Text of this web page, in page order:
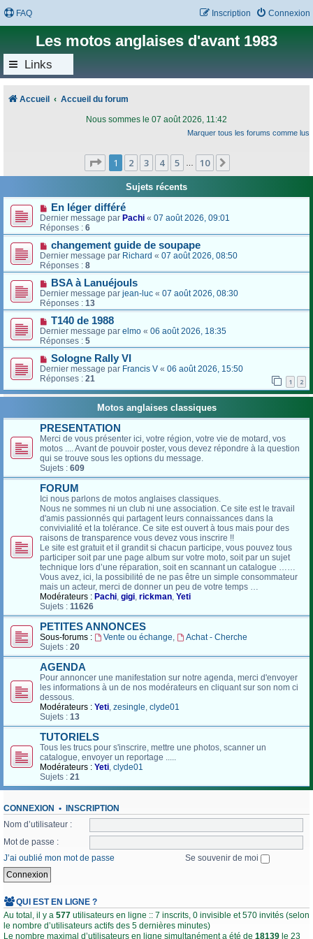
FAQ Connexion
Inscription
Les motos anglaises d'avant 1983
Links
Accueil Accueil du forum
Nous sommes le 07 août 2026, 11:42
Marquer tous les forums comme lus
Page 1sur
1 2 3 4 5 10
Sujets récents
En léger différé
Dernier message par Pachi « 07 août 2026, 09:01
Réponses : 6
changement guide de soupape
Dernier message par Richard « 07 août 2026, 08:50
Réponses : 8
BSA à Lanuéjouls
Dernier message par jean-luc « 07 août 2026, 08:30
Réponses : 13
T140 de 1988
Dernier message par elmo « 06 août 2026, 18:35
Réponses : 5
Sologne Rally VI
Dernier message par Francis V « 06 août 2026, 15:50
Réponses : 21 1 2
Motos anglaises classiques
PRESENTATION
Merci de vous présenter ici, votre région, votre vie de motard, vos
motos .... Avant de pouvoir poster, vous devez répondre à la question
qui se trouve sous les options du message.
Sujets : 609
FORUM
Ici nous parlons de motos anglaises classiques.
Nous ne sommes ni un club ni une association. Ce site est le travail
d'amis passionnés qui partagent leurs connaissances dans la
convivialité et la tolérance. Ce site est ouvert à tous mais pour des
raisons de transparence vous devez vous inscrire !!
Le site est gratuit et il grandit si chacun participe, vous pouvez tous
participer soit par une page album sur votre moto, soit par un sujet
technique lors d’une réparation, soit en scannant un catalogue ……
Vous avez, ici, la possibilité de ne pas être un simple consommateur
mais un acteur, merci de donner un peu de votre temps …
Modérateurs : Pachi, gigi, rickman, Yeti
Sujets : 11626
PETITES ANNONCES
Sous-forums : Vente ou échange,
Achat - Cherche
Sujets : 20
AGENDA
Pour annoncer une manifestation sur notre agenda, merci d'envoyer
les informations à un de nos modérateurs en cliquant sur son nom ci
dessous.
Modérateurs : Yeti, zesingle, clyde01
Sujets : 13
TUTORIELS
Tous les trucs pour s'inscrire, mettre une photos, scanner un
catalogue, envoyer un reportage .....
Modérateurs : Yeti, clyde01
Sujets : 21
CONNEXION • INSCRIPTION
Nom d’utilisateur :
Mot de passe :
J’ai oublié mon mot de passe
Se souvenir de moi
QUI EST EN LIGNE ?
Au total, il y a 577 utilisateurs en ligne :: 7 inscrits, 0 invisible et 570 invités (selon
le nombre d’utilisateurs actifs des 5 dernières minutes)
Le nombre maximal d’utilisateurs en ligne simultanément a été de 18139 le 23